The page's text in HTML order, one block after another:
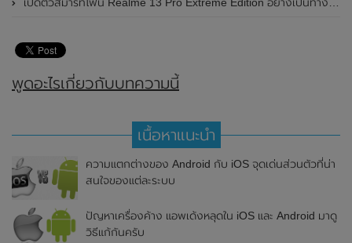
พูดอะไรเกี่ยวกับบทความนี้
เนื้อหาแนะนำ
ความแตกต่างของ Android กับ iOS จุดเด่นส่วนตัวที่น่า
สนใจของแต่ละระบบ
ปัญหาเครื่องค้าง แอพเด้งหลุดใน iOS และ Android มาดู
วิธีแก้กันครับ